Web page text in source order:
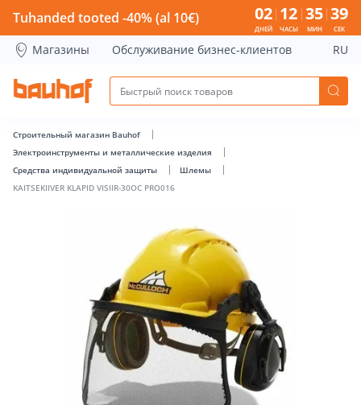
KAITSEKIIVER KLAPID VISIIR-30OC PRO016 - Bauhof has
Tuhanded tooted -40% (al 10€) 02
ДНЕЙ
12
ЧАСЫ
35
МИН
38
СЕК
Магазины Обслуживание бизнес-клиентов RU
Строительный магазин Bauhof
Электроинструменты и металлические изделия
Средства индивидуальной защиты
Шлемы
KAITSEKIIVER KLAPID VISIIR-30OC PRO016